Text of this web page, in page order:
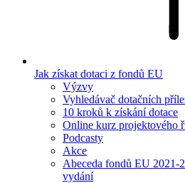
Jak získat dotaci z fondů EU
Výzvy
Vyhledávač dotačních
10 kroků k získání dotace
Online kurz projektového
Podcasty
Akce
Abeceda fondů EU 2021-
vydání